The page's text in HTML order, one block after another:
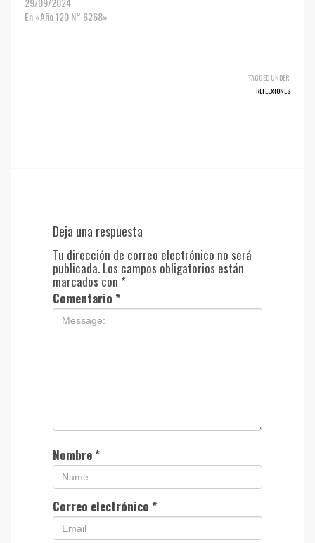
En «Año 120 N° 6268»
TAGGED UNDER:
REFLEXIONES
Deja una respuesta
Tu dirección de correo electrónico no será
publicada. Los campos obligatorios están
marcados con *
Comentario *
Nombre*
Correo electrónico *